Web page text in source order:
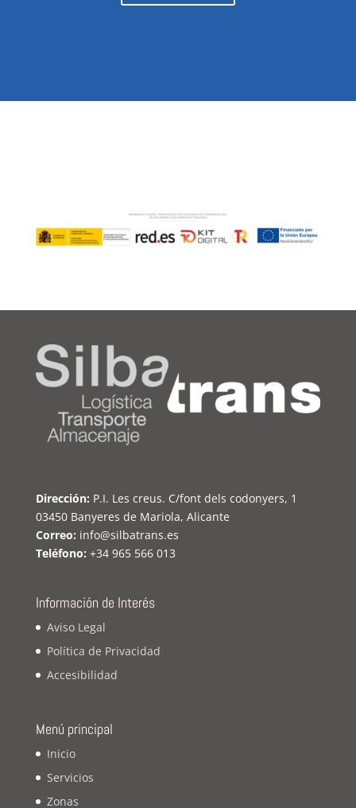
Dirección: P.I. Les creus. C/font dels codonyers, 1
03450 Banyeres de Mariola, Alicante
Correo: info@silbatrans.es
Teléfono: +34 965 566 013
Información de Interés
Aviso Legal
Política de Privacidad
Accesibilidad
Menú principal
Inicio
Servicios
Zonas